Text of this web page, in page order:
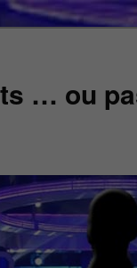
… ou